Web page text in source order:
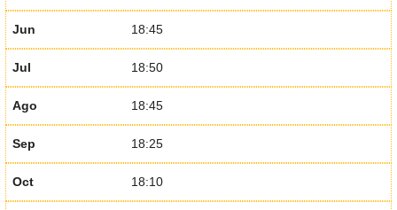
Jun 18:45
Jul 18:50
Ago 18:45
Sep 18:25
Oct 18:10